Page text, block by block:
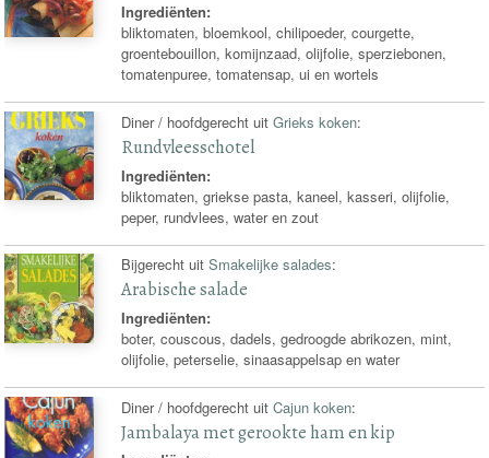
Ingrediënten:
bliktomaten, bloemkool, chilipoeder, courgette,
groentebouillon, komijnzaad, olijfolie, sperziebonen,
tomatenpuree, tomatensap, ui en wortels
Diner / hoofdgerecht uitGrieks koken:
Rundvleesschotel
Ingrediënten:
bliktomaten, griekse pasta, kaneel, kasseri, olijfolie,
peper, rundvlees, water en zout
Bijgerecht uitSmakelijke salades:
Arabische salade
Ingrediënten:
boter, couscous, dadels, gedroogde abrikozen, mint,
olijfolie, peterselie, sinaasappelsap en water
Diner / hoofdgerecht uitCajun koken:
Jambalaya met gerookte ham en kip